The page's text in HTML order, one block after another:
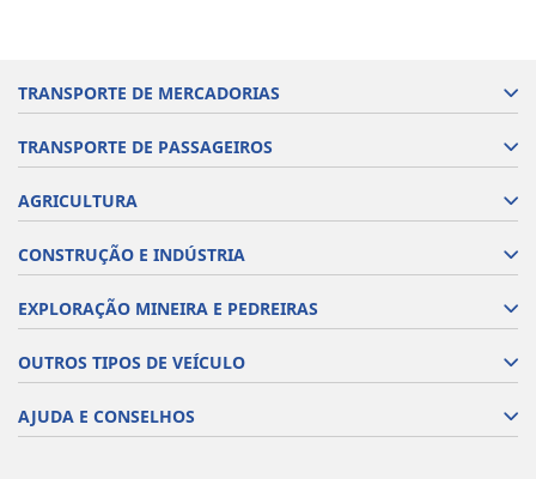
TRANSPORTE DE MERCADORIAS
TRANSPORTE DE PASSAGEIROS
AGRICULTURA
CONSTRUÇÃO E INDÚSTRIA
EXPLORAÇÃO MINEIRA E PEDREIRAS
OUTROS TIPOS DE VEÍCULO
AJUDA E CONSELHOS